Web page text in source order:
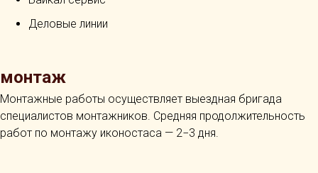
Деловые линии
монтаж
Монтажные работы осуществляет выездная бригада
специалистов монтажников. Средняя продолжительность
работ по монтажу иконостаса — 2−3 дня.